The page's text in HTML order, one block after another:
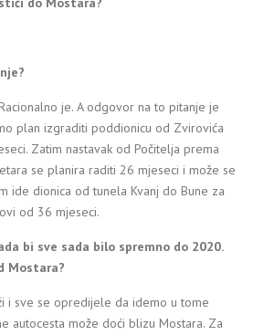
je. A odgovor na to pitanje je
plan izgraditi poddionicu od Zvirovića
Zatim nastavak od Počitelja prema
se planira raditi 26 mjeseci i može se
ide dionica od tunela Kvanj do Bune za
od 36 mjeseci.
bi sve sada bilo spremno do 2020.
Mostara?
i sve se opredijele da idemo u tome
autocesta može doći blizu Mostara. Za